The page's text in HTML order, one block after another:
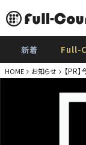
新着 Full-
HOME お知らせ 【PR